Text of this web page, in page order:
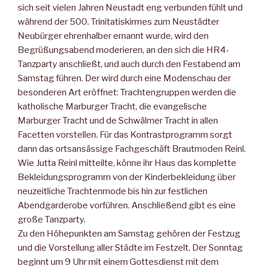
sich seit vielen Jahren Neustadt eng verbunden fühlt und
während der 500. Trinitatiskirmes zum Neustädter
Neubürger ehrenhalber ernannt wurde, wird den
Begrüßungsabend moderieren, an den sich die HR4-
Tanzparty anschließt, und auch durch den Festabend am
Samstag führen. Der wird durch eine Modenschau der
besonderen Art eröffnet: Trachtengruppen werden die
katholische Marburger Tracht, die evangelische
Marburger Tracht und de Schwälmer Tracht in allen
Facetten vorstellen. Für das Kontrastprogramm sorgt
dann das ortsansässige Fachgeschäft Brautmoden Reinl.
Wie Jutta Reinl mitteilte, könne ihr Haus das komplette
Bekleidungsprogramm von der Kinderbekleidung über
neuzeitliche Trachtenmode bis hin zur festlichen
Abendgarderobe vorführen. Anschließend gibt es eine
große Tanzparty.
Zu den Höhepunkten am Samstag gehören der Festzug
und die Vorstellung aller Städte im Festzelt. Der Sonntag
beginnt um 9 Uhr mit einem Gottesdienst mit dem